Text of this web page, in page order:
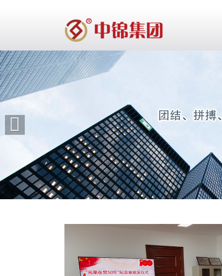
Previous